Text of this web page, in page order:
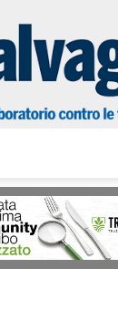
Salvagente